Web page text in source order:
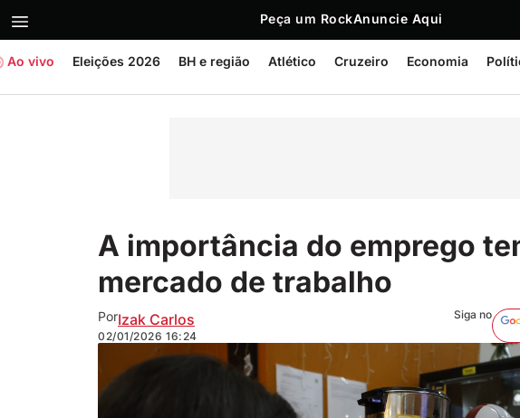
Peça um RockAnuncie Aqui
Ao vivo Eleições 2026 BH e região Atlético Cruzeiro Economia
A importância do emprego
mercado de trabalho
PorIzak Carlos
02/01/2026 16:24
Siga no